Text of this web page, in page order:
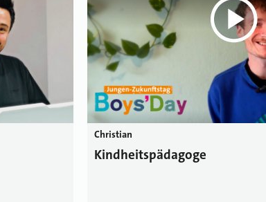
Christian
Kindheitspädagoge